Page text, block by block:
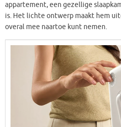
appartement, een gezellige
is. Het lichte ontwerp maakt hem
overal mee naartoe kunt nemen.